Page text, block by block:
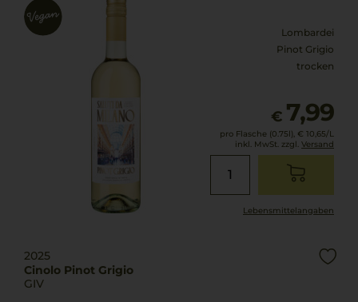
Lombardei
Pinot Grigio
trocken
€ 7,99
pro Flasche (0.75l), € 10,65/L
inkl. MwSt. zzgl. Versand
Lebensmittel­angaben
2025
Cinolo Pinot Grigio
GIV